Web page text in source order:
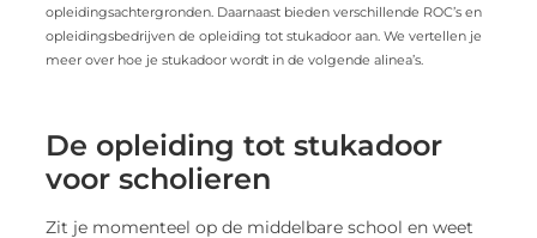
opleidingsachtergronden. Daarnaast bieden verschillende ROC’s en
opleidingsbedrijven de opleiding tot stukadoor aan. We vertellen je
meer over hoe je stukadoor wordt in de volgende alinea’s.
De opleiding tot stukadoor
voor scholieren
Zit je momenteel op de middelbare school en weet